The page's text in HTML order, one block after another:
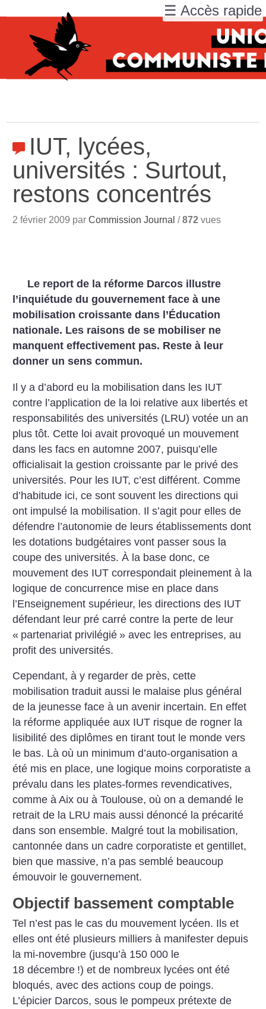
IUT, lycées,
universités : Surtout,
restons concentrés
2 février 2009 parCommission Journal /872 vues
Le report de la réforme Darcos illustre
l’inquiétude du gouvernement face à une
mobilisation croissante dans l’Éducation
nationale. Les raisons de se mobiliser ne
manquent effectivement pas. Reste à leur
donner un sens commun.
Il y a d’abord eu la mobilisation dans les IUT
contre l’application de la loi relative aux libertés et
responsabilités des universités (LRU) votée un an
plus tôt. Cette loi avait provoqué un mouvement
dans les facs en automne 2007, puisqu’elle
officialisait la gestion croissante par le privé des
universités. Pour les IUT, c’est différent. Comme
d’habitude ici, ce sont souvent les directions qui
ont impulsé la mobilisation. Il s’agit pour elles de
défendre l’autonomie de leurs établissements dont
les dotations budgétaires vont passer sous la
coupe des universités. À la base donc, ce
mouvement des IUT correspondait pleinement à la
logique de concurrence mise en place dans
l’Enseignement supérieur, les directions des IUT
défendant leur pré carré contre la perte de leur
« partenariat privilégié » avec les entreprises, au
profit des universités.
Cependant, à y regarder de près, cette
mobilisation traduit aussi le malaise plus général
de la jeunesse face à un avenir incertain. En effet
la réforme appliquée aux IUT risque de rogner la
lisibilité des diplômes en tirant tout le monde vers
le bas. Là où un minimum d’auto-organisation a
été mis en place, une logique moins corporatiste a
prévalu dans les plates-formes revendicatives,
comme à Aix ou à Toulouse, où on a demandé le
retrait de la LRU mais aussi dénoncé la précarité
dans son ensemble. Malgré tout la mobilisation,
cantonnée dans un cadre corporatiste et gentillet,
bien que massive, n’a pas semblé beaucoup
émouvoir le gouvernement.
Objectif bassement comptable
Tel n’est pas le cas du mouvement lycéen. Ils et
elles ont été plusieurs milliers à manifester depuis
la mi-novembre (jusqu’à 150 000 le
18 décembre !) et de nombreux lycées ont été
bloqués, avec des actions coup de poings.
L’épicier Darcos, sous le pompeux prétexte de
☰ Accès rapide